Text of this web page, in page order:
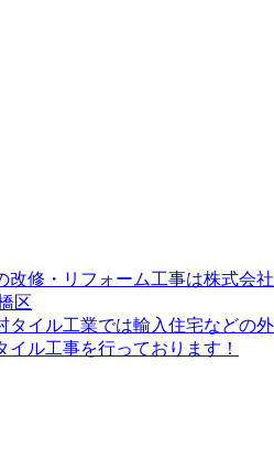
タイル工業では輸入住宅などの外
ル工事を行っております！